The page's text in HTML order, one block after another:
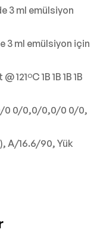
3 ml emülsiyon
3 ml emülsiyon için
121ºC 1B 1B 1B 1B
0 0/0,0/0,0/0 0/0,
A/16.6/90, Yük